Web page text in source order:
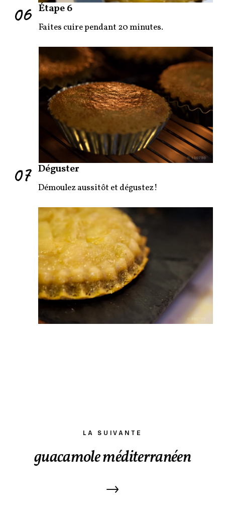
06 Étape 6
Faites cuire pendant 20 minutes.
07 Déguster
Démoulez aussitôt et dégustez!
LA SUIVANTE
guacamole méditerranéen
→